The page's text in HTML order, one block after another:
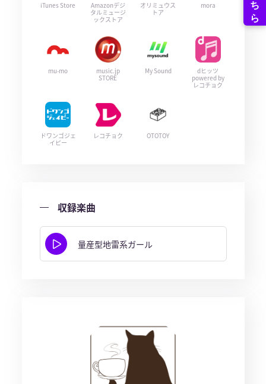
iTunes Store
Amazonデジ
タルミュージ
ックストア
オリミュウス
トア
mora
mu-mo
music.jp
STORE
My Sound
dヒッツ
powered by
レコチョク
ドワンゴジェ
イピー
レコチョク OTOTOY
収録楽曲
量産型地雷系ガール